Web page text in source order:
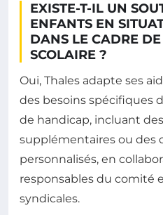
EXISTE-T-IL UN
ENFANTS EN
DANS LE CADRE
SCOLAIRE ?
Oui, Thales adapte ses
des besoins spécifiques
de handicap, incluant
supplémentaires ou des
personnalisés, en
responsables du comité
syndicales.